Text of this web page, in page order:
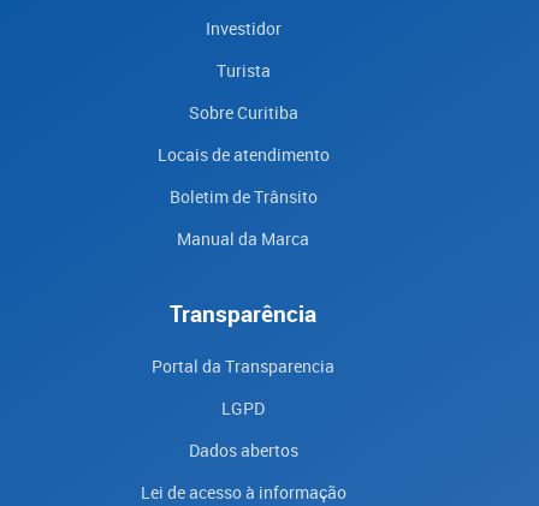
Investidor
Turista
Sobre Curitiba
Locais de atendimento
Boletim de Trânsito
Manual da Marca
Transparência
Portal da Transparencia
LGPD
Dados abertos
Lei de acesso à informação